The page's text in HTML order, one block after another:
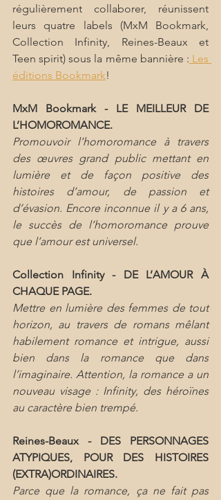
régulièrement collaborer, réunissent
leurs quatre labels (MxM Bookmark,
Collection Infinity, Reines-Beaux et
Teen spirit) sous la même bannière : Les
éditions Bookmark!
MxM Bookmark - LE MEILLEUR DE
L’HOMOROMANCE.
Promouvoir l’homoromance à travers
des œuvres grand public mettant en
lumière et de façon positive des
histoires d’amour, de passion et
d’évasion. Encore inconnue il y a 6 ans,
le succès de l’homoromance prouve
que l’amour est universel.
Collection Infinity - DE L’AMOUR À
CHAQUE PAGE.
Mettre en lumière des femmes de tout
horizon, au travers de romans mêlant
habilement romance et intrigue, aussi
bien dans la romance que dans
l’imaginaire. Attention, la romance a un
nouveau visage : Infinity, des héroïnes
au caractère bien trempé.
Reines-Beaux - DES PERSONNAGES
ATYPIQUES, POUR DES HISTOIRES
(EXTRA)ORDINAIRES.
Parce que la romance, ça ne fait pas